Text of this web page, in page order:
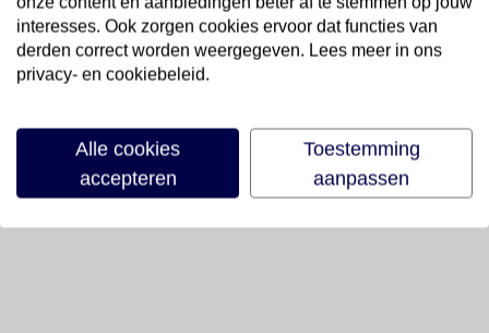
interesses. Ook zorgen cookies ervoor dat functies van
derden correct worden weergegeven. Lees meer in ons
privacy- en cookiebeleid.
Alle cookies
accepteren
Toestemming
aanpassen